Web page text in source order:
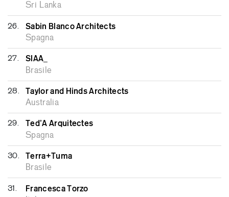
Sri Lanka
26. Sabin Blanco Architects
Spagna
27. SIAA_
Brasile
28. Taylor and Hinds Architects
Australia
29. Ted’A Arquitectes
Spagna
30. Terra+Tuma
Brasile
31. Francesca Torzo